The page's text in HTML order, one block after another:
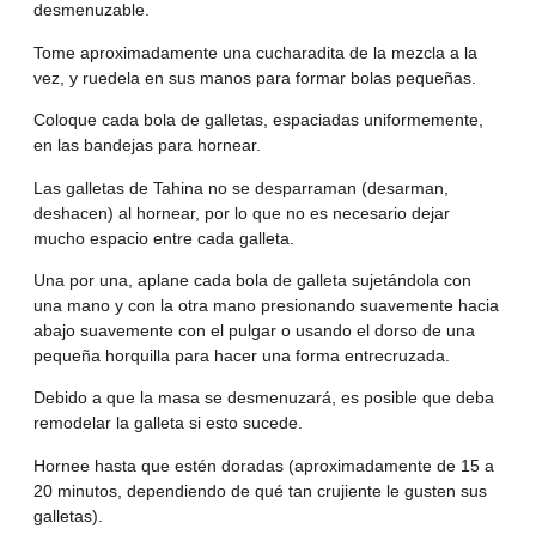
desmenuzable.
Tome aproximadamente una cucharadita de la mezcla a la
vez, y ruedela en sus manos para formar bolas pequeñas.
Coloque cada bola de galletas, espaciadas uniformemente,
en las bandejas para hornear.
Las galletas de Tahina no se desparraman (desarman,
deshacen) al hornear, por lo que no es necesario dejar
mucho espacio entre cada galleta.
Una por una, aplane cada bola de galleta sujetándola con
una mano y con la otra mano presionando suavemente hacia
abajo suavemente con el pulgar o usando el dorso de una
pequeña horquilla para hacer una forma entrecruzada.
Debido a que la masa se desmenuzará, es posible que deba
remodelar la galleta si esto sucede.
Hornee hasta que estén doradas (aproximadamente de 15 a
20 minutos, dependiendo de qué tan crujiente le gusten sus
galletas).